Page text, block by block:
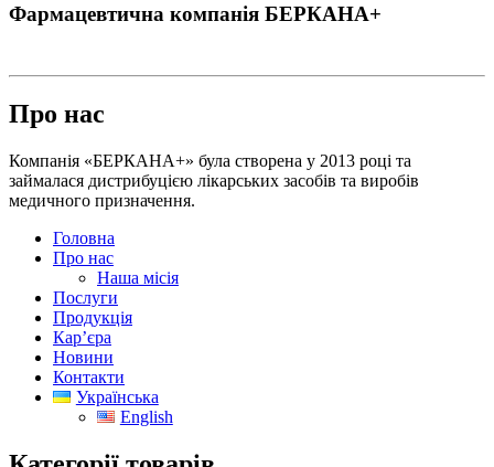
Фармацевтична компанія БЕРКАНА+
Про нас
Компанія «БЕРКАНА+» була створена у 2013 році та
займалася дистрибуцією лікарських засобів та виробів
медичного призначення.
Головна
Про нас
Наша місія
Послуги
Продукція
Кар’єра
Новини
Контакти
Українська
English